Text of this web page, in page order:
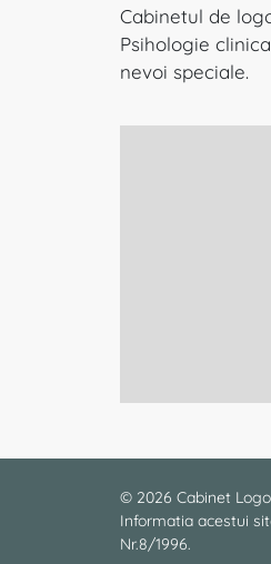
Cabinetul de
Psihologie
nevoi speciale.
© 2026 Cabinet
Informatia acestui
Nr.8/1996.